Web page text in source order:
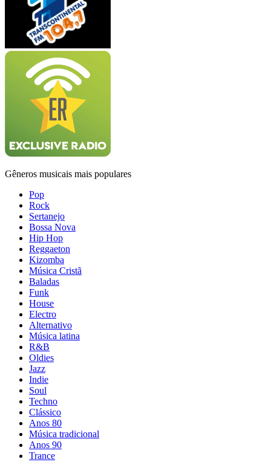
Gêneros musicais mais populares
Pop
Rock
Sertanejo
Bossa Nova
Hip Hop
Reggaeton
Kizomba
Música Cristã
Baladas
Funk
House
Electro
Alternativo
Música latina
R&B
Oldies
Jazz
Indie
Soul
Techno
Clássico
Anos 80
Música tradicional
Anos 90
Trance